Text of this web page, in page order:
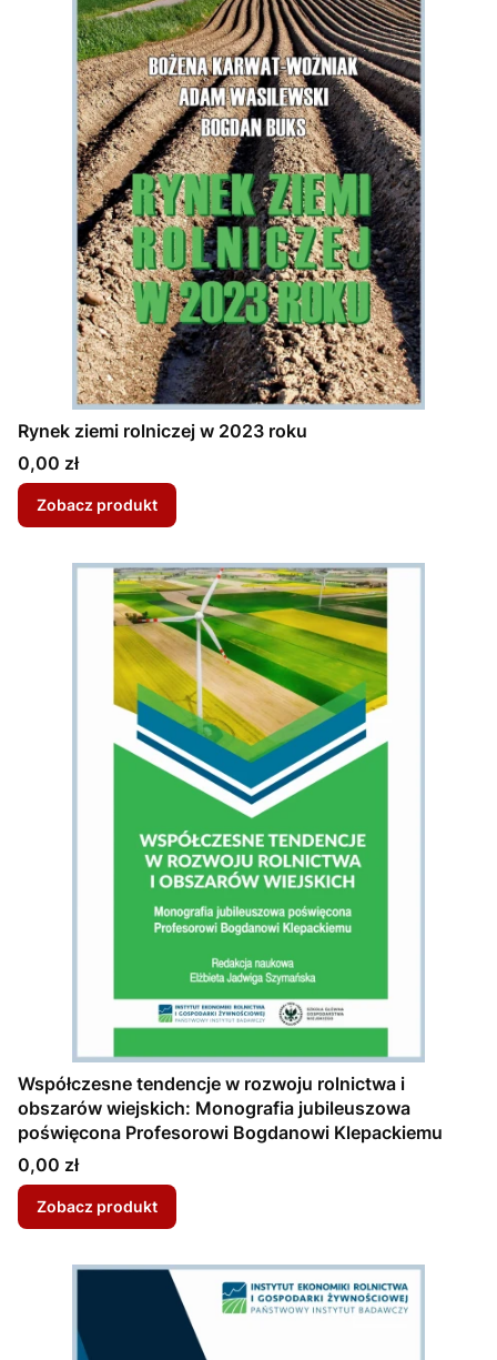
Rynek ziemi rolniczej w 2023 roku
Cena
0,00 zł
Zobacz produkt
Współczesne tendencje w rozwoju rolnictwa i
obszarów wiejskich: Monografia jubileuszowa
poświęcona Profesorowi Bogdanowi Klepackiemu
Cena
0,00 zł
Zobacz produkt